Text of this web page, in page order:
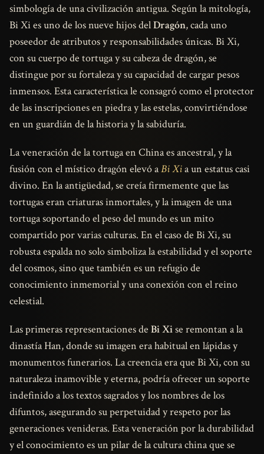
simbología de una civilización antigua. Según la mitología,
Bi Xi es uno de los nueve hijos delDragón, cada uno
poseedor de atributos y responsabilidades únicas. Bi Xi,
con su cuerpo de tortuga y su cabeza de dragón, se
distingue por su fortaleza y su capacidad de cargar pesos
inmensos. Esta característica le consagró como el protector
de las inscripciones en piedra y las estelas, convirtiéndose
en un guardián de la historia y la sabiduría.
La veneración de la tortuga en China es ancestral, y la
fusión con el místico dragón elevó aBi Xia un estatus casi
divino. En la antigüedad, se creía firmemente que las
tortugas eran criaturas inmortales, y la imagen de una
tortuga soportando el peso del mundo es un mito
compartido por varias culturas. En el caso de Bi Xi, su
robusta espalda no solo simboliza la estabilidad y el soporte
del cosmos, sino que también es un refugio de
conocimiento inmemorial y una conexión con el reino
celestial.
Las primeras representaciones de Bi Xise remontan a la
dinastía Han, donde su imagen era habitual en lápidas y
monumentos funerarios. La creencia era que Bi Xi, con su
naturaleza inamovible y eterna, podría ofrecer un soporte
indefinido a los textos sagrados y los nombres de los
difuntos, asegurando su perpetuidad y respeto por las
generaciones venideras. Esta veneración por la durabilidad
y el conocimiento es un pilar de la cultura china que se